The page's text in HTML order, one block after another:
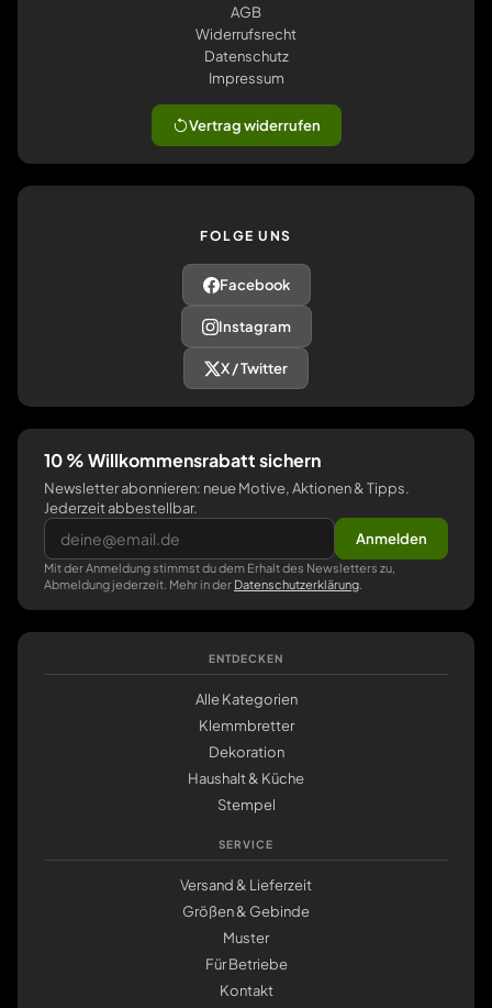
AGB
Widerrufsrecht
Datenschutz
Impressum
Vertrag widerrufen
FOLGE UNS
Facebook
Instagram
X / Twitter
10 % Willkommensrabatt sichern
Newsletter abonnieren: neue Motive, Aktionen & Tipps.
Jederzeit abbestellbar.
Anmelden
Mit der Anmeldung stimmst du dem Erhalt des Newsletters zu,
Abmeldung jederzeit. Mehr in der Datenschutzerklärung
ENTDECKEN
Alle Kategorien
Klemmbretter
Dekoration
Haushalt & Küche
Stempel
SERVICE
Versand & Lieferzeit
Größen & Gebinde
Muster
Für Betriebe
Kontakt